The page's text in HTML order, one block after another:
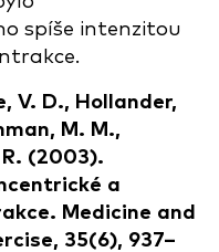
spíše intenzitou
V. D., Hollander,
M. M.,
R. (2003).
a
Medicine and
35(6), 937–